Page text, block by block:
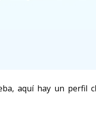
aquí hay un perfil